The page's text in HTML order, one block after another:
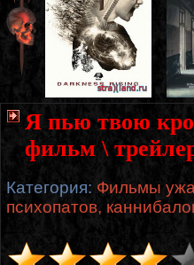
Я пью твою
фильм \
Категория: Фильмы
психопатов,